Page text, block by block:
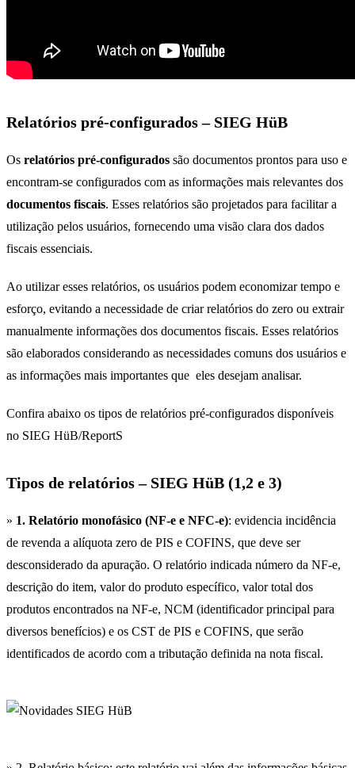
Relatórios pré-configurados – SIEG HüB
Os relatórios pré-configurados são documentos prontos para uso e
encontram-se configurados com as informações mais relevantes dos
documentos fiscais. Esses relatórios são projetados para facilitar a
utilização pelos usuários, fornecendo uma visão clara dos dados
fiscais essenciais.
Ao utilizar esses relatórios, os usuários podem economizar tempo e
esforço, evitando a necessidade de criar relatórios do zero ou extrair
manualmente informações dos documentos fiscais. Esses relatórios
são elaborados considerando as necessidades comuns dos usuários e
as informações mais importantes que eles desejam analisar.
Confira abaixo os tipos de relatórios pré-configurados disponíveis
no SIEG HüB/ReportS
Tipos de relatórios – SIEG HüB (1,2 e 3)
» 1. Relatório monofásico (NF-e e NFC-e): evidencia incidência
de revenda a alíquota zero de PIS e COFINS, que deve ser
desconsiderado da apuração. O relatório indicada número da NF-e,
descrição do item, valor do produto específico, valor total dos
produtos encontrados na NF-e, NCM (identificador principal para
diversos benefícios) e os CST de PIS e COFINS, que serão
identificados de acordo com a tributação definida na nota fiscal.